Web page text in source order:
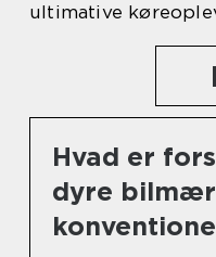
ultimative
Hvad er
dyre